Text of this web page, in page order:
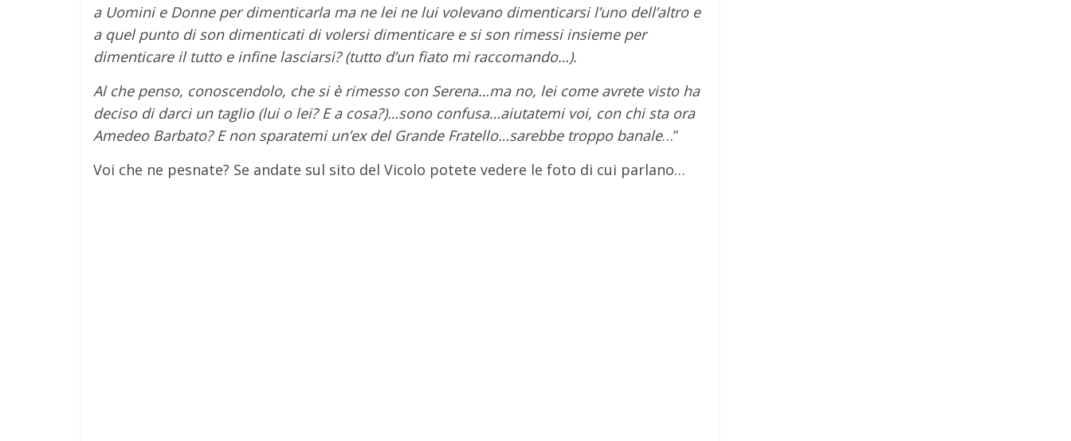
a Uomini e Donne per dimenticarla ma ne lei ne lui volevano dimenticarsi l’uno dell’altro e
a quel punto di son dimenticati di volersi dimenticare e si son rimessi insieme per
dimenticare il tutto e infine lasciarsi? (tutto d’un fiato mi raccomando…).
Al che penso, conoscendolo, che si è rimesso con Serena…ma no, lei come avrete visto ha
deciso di darci un taglio (lui o lei? E a cosa?)…sono confusa…aiutatemi voi, con chi sta ora
Amedeo Barbato? E non sparatemi un’ex del Grande Fratello…sarebbe troppo banale…”
Voi che ne pesnate? Se andate sul sito del Vicolo potete vedere le foto di cui parlano…